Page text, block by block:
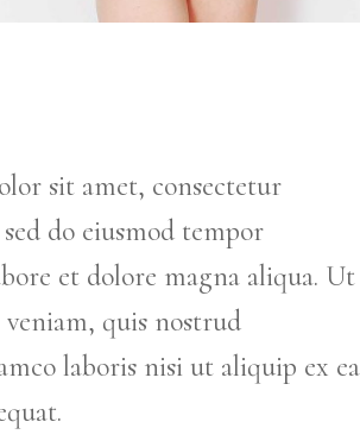
sit amet, consectetur
do eiusmod tempor
et dolore magna aliqua. Ut
quis nostrud
laboris nisi ut aliquip ex ea